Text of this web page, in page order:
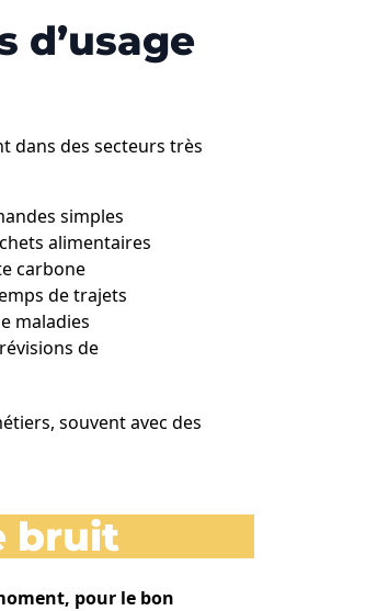
d’usage
dans des secteurs très
simples
alimentaires
carbone
de trajets
maladies
de
souvent avec des
bruit
pour le bon